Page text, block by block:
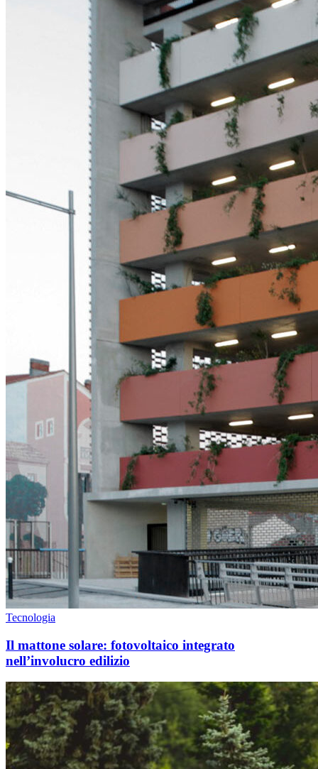
Tecnologia
Il mattone solare: fotovoltaico integrato
nell’involucro edilizio